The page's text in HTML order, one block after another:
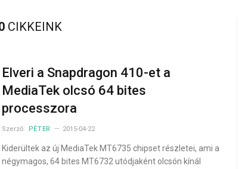
CIKKEINK
Elveri a Snapdragon 410-et a
MediaTek olcsó 64 bites
processzora
Szerző: PÉTER 2015-04-22
Kiderültek az új MediaTek MT6735 chipset részletei, ami a
négymagos, 64 bites MT6732 utódjaként olcsón kínál